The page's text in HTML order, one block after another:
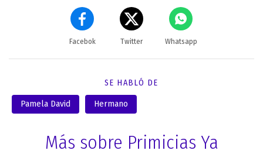
Facebok Twitter Whatsapp
SE HABLÓ DE
Pamela David Hermano
Más sobre Primicias Ya